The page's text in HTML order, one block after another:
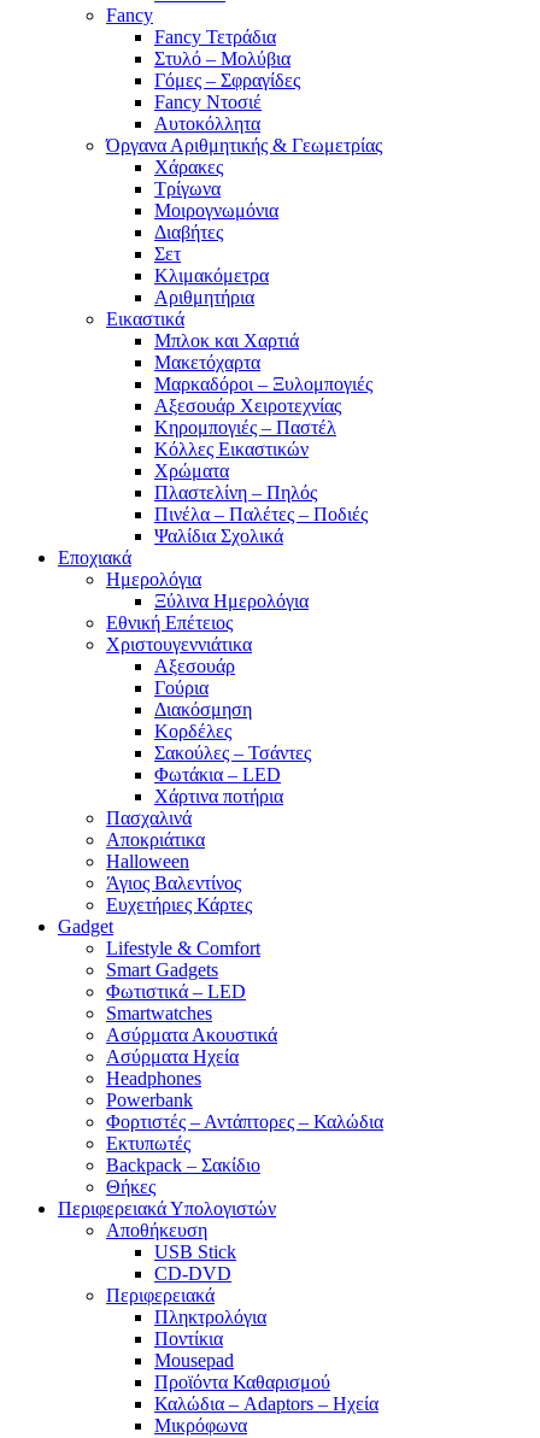
Fancy
Fancy Τετράδια
Στυλό – Μολύβια
Γόμες – Σφραγίδες
Fancy Ντοσιέ
Αυτοκόλλητα
Όργανα Αριθμητικής & Γεωμετρίας
Χάρακες
Τρίγωνα
Mοιρογνωμόνια
Διαβήτες
Σετ
Κλιμακόμετρα
Αριθμητήρια
Εικαστικά
Μπλοκ και Χαρτιά
Μακετόχαρτα
Μαρκαδόροι – Ξυλομπογιές
Αξεσουάρ Χειροτεχνίας
Κηρομπογιές – Παστέλ
Κόλλες Εικαστικών
Χρώματα
Πλαστελίνη – Πηλός
Πινέλα – Παλέτες – Ποδιές
Ψαλίδια Σχολικά
Εποχιακά
Ημερολόγια
Ξύλινα Ημερολόγια
Εθνική Επέτειος
Χριστουγεννιάτικα
Αξεσουάρ
Γούρια
Διακόσμηση
Κορδέλες
Σακούλες – Τσάντες
Φωτάκια – LED
Χάρτινα ποτήρια
Πασχαλινά
Αποκριάτικα
Halloween
Άγιος Βαλεντίνος
Ευχετήριες Κάρτες
Gadget
Lifestyle & Comfort
Smart Gadgets
Φωτιστικά – LED
Smartwatches
Ασύρματα Ακουστικά
Ασύρματα Ηχεία
Headphones
Powerbank
Φορτιστές – Αντάπτορες – Καλώδια
Εκτυπωτές
Backpack – Σακίδιο
Θήκες
Περιφερειακά Υπολογιστών
Αποθήκευση
USB Stick
CD-DVD
Περιφερειακά
Πληκτρολόγια
Ποντίκια
Mousepad
Προϊόντα Καθαρισμού
Καλώδια – Adaptors – Ηχεία
Μικρόφωνα